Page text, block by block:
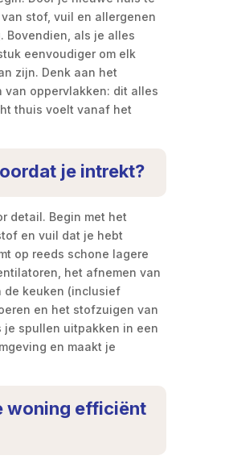
stof, vuil en allergenen
Bovendien, als je alles
eenvoudiger om elk
zijn. Denk aan het
oppervlakken: dit alles
thuis voelt vanaf het
je intrekt?
detail. Begin met het
en vuil dat je hebt
op reeds schone lagere
het afnemen van
de keuken (inclusief
en het stofzuigen van
je spullen uitpakken in een
en maakt je
woning efficiënt